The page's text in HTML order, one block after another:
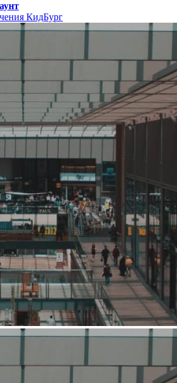
КидБург
Узнать планы развития ритейлера